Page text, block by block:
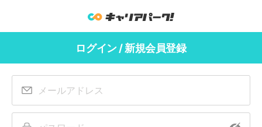
ログイン / 新規会員登録